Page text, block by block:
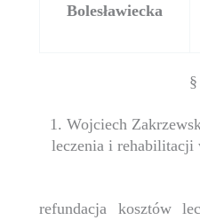
Bolesławiecka
1. Wojciech
leczenia i rehabilitacji
2. Anna
refundacja kosztów